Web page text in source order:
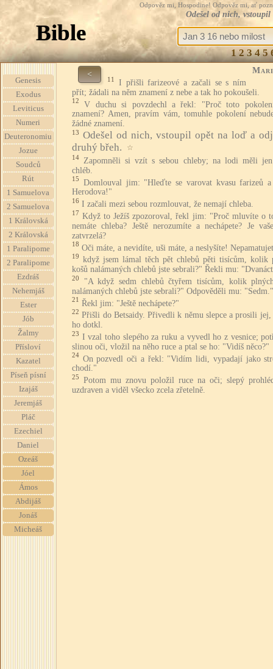
Odpověz mi, Hospodine! Odpověz mi, ať
Odešel od nich,
Bible
1 2 3 4 5
Genesis
Exodus
Leviticus
Numeri
Deuteronomiu
Jozue
Soudců
Rút
1 Samuelova
2 Samuelova
1 Královská
2 Královská
1 Paralipome
2 Paralipome
Ezdráš
Nehemjáš
Ester
Jób
Žalmy
Přísloví
Kazatel
Píseň písní
Izajáš
Jeremjáš
Pláč
Ezechiel
Daniel
Ozeáš
Jóel
Ámos
Abdijáš
Jonáš
Micheáš
<
11
I přišli farizeové a začali se s ním
přít; žádali na něm znamení z nebe a tak ho pokoušeli.
12
V duchu si povzdechl a řekl: "Proč toto
znamení? Amen, pravím vám, tomuhle pokolení
žádné znamení.
13 Odešel od nich, vstoupil opět na loď a
druhý břeh.
☆
14
Zapomněli si vzít s sebou chleby; na lodi měli
chléb.
15
Domlouval jim: "Hleďte se varovat kvasu farizeů a
Herodova!"
16 I začali mezi sebou rozmlouvat, že nemají chleba.
17 Když to Ježíš zpozoroval, řekl jim: "Proč mluvíte o
nemáte chleba? Ještě nerozumíte a nechápete? Je
zatvrzelá?
18 Oči máte, a nevidíte, uši máte, a neslyšíte!
19 když jsem lámal těch pět chlebů pěti tisícům, kolik
košů nalámaných chlebů jste sebrali?" Řekli mu:
20
"A když sedm chlebů čtyřem tisícům, kolik
nalámaných chlebů jste sebrali?" Odpověděli mu: "Sedm."
21 Řekl jim: "Ještě nechápete?"
22 Přišli do Betsaidy. Přivedli k němu slepce a prosili jej,
ho dotkl.
23 I vzal toho slepého za ruku a vyvedl ho z vesnice;
slinou oči, vložil na něho ruce a ptal se ho: "Vidíš něco?"
24 On pozvedl oči a řekl: "Vidím lidi, vypadají jako
chodí."
25
Potom mu znovu položil ruce na oči; slepý
uzdraven a viděl všecko zcela zřetelně.